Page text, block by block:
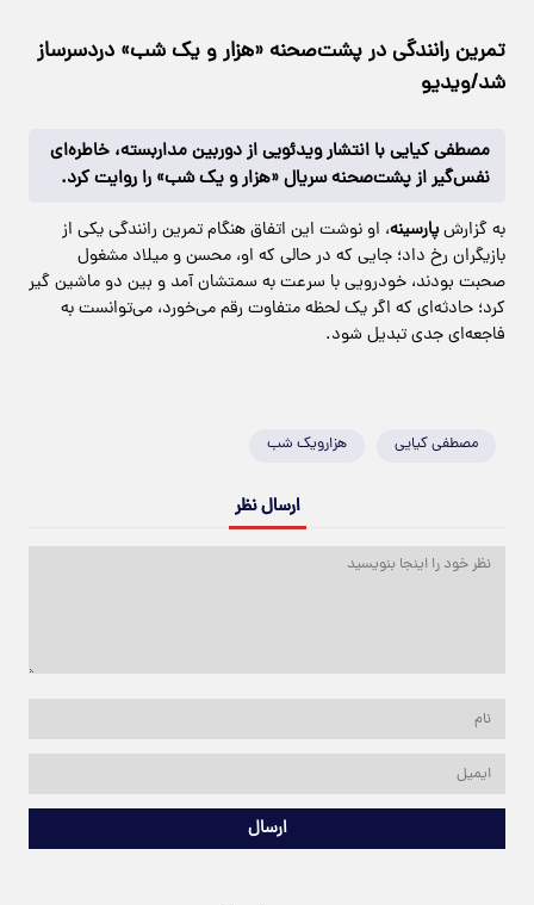
تمرین رانندگی در پشت‌صحنه «هزار و یک شب» دردسرساز
شد/ویدیو
مصطفی کیایی با انتشار ویدئویی از دوربین مداربسته، خاطره‌ای
نفس‌گیر از پشت‌صحنه سریال «هزار و یک شب» را روایت کرد.
به گزارشپارسینه، او نوشت این اتفاق هنگام تمرین رانندگی یکی از
بازیگران رخ داد؛ جایی که در حالی‌ که او، محسن و میلاد مشغول
صحبت بودند، خودرویی با سرعت به سمتشان آمد و بین دو ماشین گیر
کرد؛ حادثه‌ای که اگر یک لحظه متفاوت رقم می‌خورد، می‌توانست به
فاجعه‌ای جدی تبدیل شود.
مصطفی کیایی هزارویک شب
ارسال نظر
ارسال